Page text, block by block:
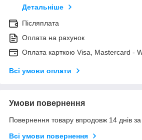
Детальніше
Післяплата
Оплата на рахунок
Оплата карткою Visa, Mastercard -
Всі умови оплати
Умови повернення
Повернення товару впродовж 14 днів
Всі умови повернення